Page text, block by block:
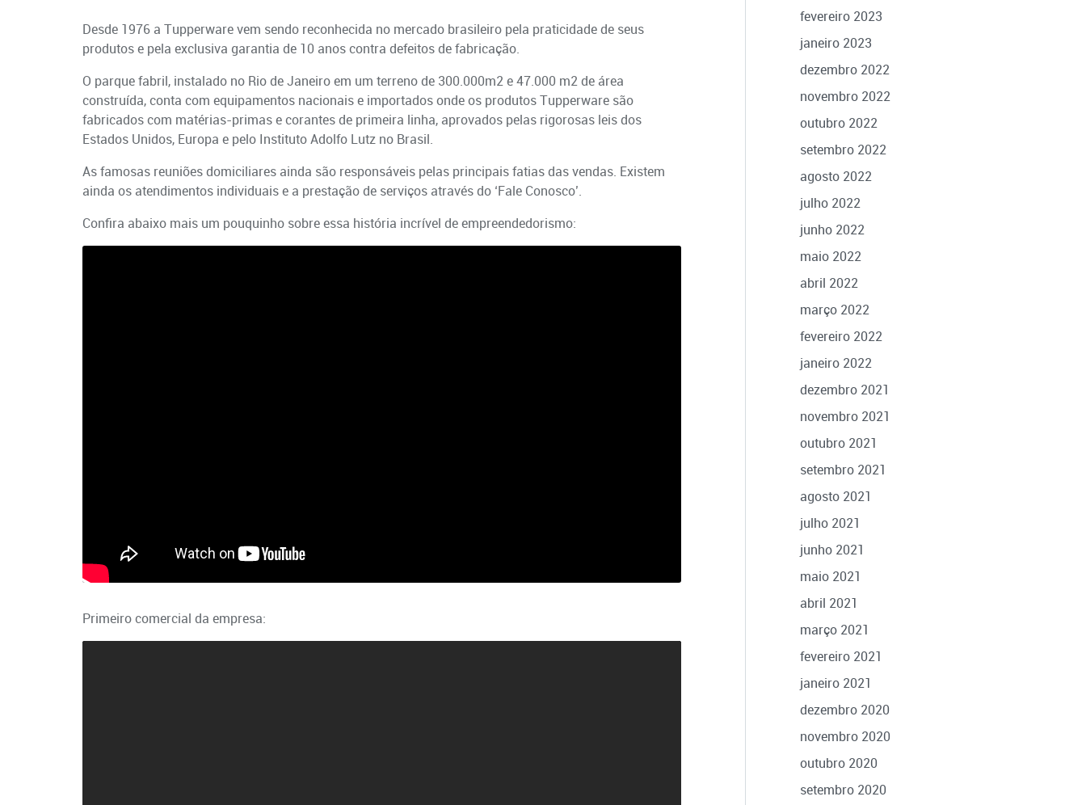
Desde 1976 a Tupperware vem sendo reconhecida no mercado brasileiro pela praticidade de seus
produtos e pela exclusiva garantia de 10 anos contra defeitos de fabricação.
O parque fabril, instalado no Rio de Janeiro em um terreno de 300.000m2 e 47.000 m2 de área
construída, conta com equipamentos nacionais e importados onde os produtos Tupperware são
fabricados com matérias-primas e corantes de primeira linha, aprovados pelas rigorosas leis dos
Estados Unidos, Europa e pelo Instituto Adolfo Lutz no Brasil.
As famosas reuniões domiciliares ainda são responsáveis pelas principais fatias das vendas. Existem
ainda os atendimentos individuais e a prestação de serviços através do ‘Fale Conosco’.
Confira abaixo mais um pouquinho sobre essa história incrível de empreendedorismo:
Primeiro comercial da empresa:
fevereiro 2023
janeiro 2023
dezembro 2022
novembro 2022
outubro 2022
setembro 2022
agosto 2022
julho 2022
junho 2022
maio 2022
abril 2022
março 2022
fevereiro 2022
janeiro 2022
dezembro 2021
novembro 2021
outubro 2021
setembro 2021
agosto 2021
julho 2021
junho 2021
maio 2021
abril 2021
março 2021
fevereiro 2021
janeiro 2021
dezembro 2020
novembro 2020
outubro 2020
setembro 2020